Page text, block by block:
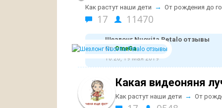
Как растут наши дети → От рождения до
17 11470
Шезлонг Nuovita Petalo отзывы
От:ОmeGa
10:20, 19 Мая 2019
Какая видеоняня
Как растут наши дети → От